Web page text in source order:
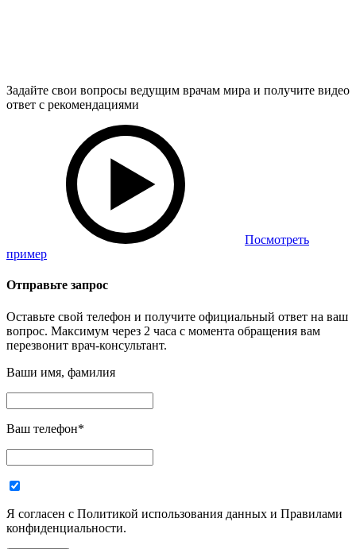
Задайте свои вопросы ведущим врачам мира и получите видео
ответ с рекомендациями
Посмотреть
пример
Отправьте запрос
Оставьте свой телефон и получите официальный ответ на ваш
вопрос. Максимум через 2 часа с момента обращения вам
перезвонит врач-консультант.
Ваши имя, фамилия
Ваш телефон*
Я согласен с Политикой использования данных и Правилами
конфиденциальности.